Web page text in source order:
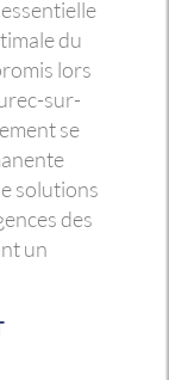
du
lors
sur-
se
solutions
des
un